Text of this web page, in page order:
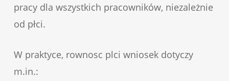
pracy dla wszystkich pracowników, niezależnie
od płci.
W praktyce, rownosc plci wniosek dotyczy
m.in.: